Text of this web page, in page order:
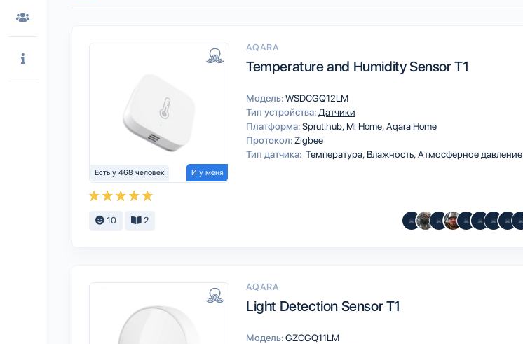
Есть у 468 человек И у меня
AQARA
Temperature and Humidity Sensor T1
Модель:WSDCGQ12LM
Тип устройства: Датчики
Платформа:Sprut.hub Mi HomeAqara Home
Протокол: Zigbee
Тип датчика: Температура, Влажность, Атмосферное давление
10 2
AQARA
Light Detection Sensor T1
Модель:GZCGQ11LM